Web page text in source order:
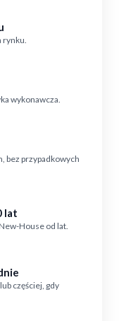
rynku.
wykonawcza.
bez przypadkowych
lat
House od lat.
częściej, gdy